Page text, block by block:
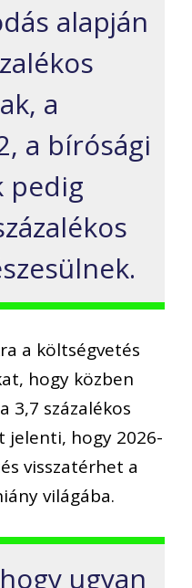
alapján
a
a bírósági
pedig
a költségvetés
hogy közben
3,7 százalékos
jelenti, hogy 2026-
visszatérhet a
világába.
ugyan